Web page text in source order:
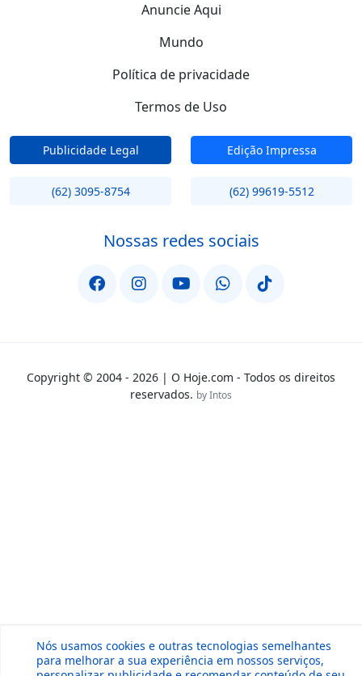
Nós usamos cookies e outras tecnologias semelhantes
para melhorar a sua experiência em nossos serviços,
Anuncie Aqui
Mundo
Política de privacidade
Termos de Uso
Publicidade Legal Edição Impressa
(62) 3095-8754 (62) 99619-5512
Nossas redes sociais
Copyright © 2004 - 2026 | O Hoje.com - Todos os direitos
reservados. by Intos